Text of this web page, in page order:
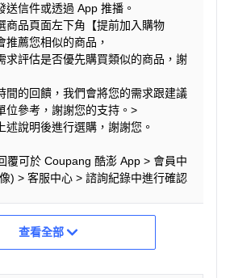
送信件或透過 App 推播。
商品頁面左下角【提前加入購物
推薦您相似的商品，
求評估是否優先購買類似的商品，謝
間的回饋，我們會將您的需求跟建議
位參考，謝謝您的支持。>
述說明後進行選購，謝謝您。
覆可於 Coupang 酷澎 App > 會員中
) > 客服中心 > 諮詢紀錄中進行確認
查看全部